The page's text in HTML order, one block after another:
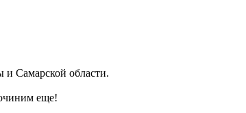
Самарской области.
еще!